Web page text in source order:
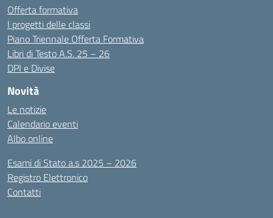
Offerta formativa
I progetti delle classi
Piano Triennale Offerta Formativa
Libri di Testo A.S. 25 – 26
DPI e Divise
Novità
Le notizie
Calendario eventi
Albo online
Esami di Stato a.s 2025 – 2026
Registro Elettronico
Contatti